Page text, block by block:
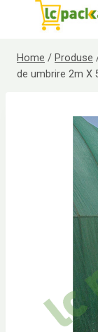
Home / Produse
de umbrire 2m X